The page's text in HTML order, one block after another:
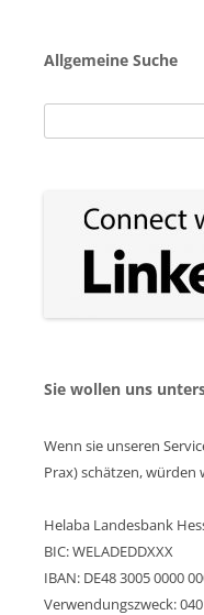
Allgemeine Suche
nach:
Sie wollen uns
Wenn sie unseren
Prax) schätzen, würden
Helaba Landesbank
BIC: WELADEDDXXX
IBAN: DE48 3005 0000
Verwendungszweck: